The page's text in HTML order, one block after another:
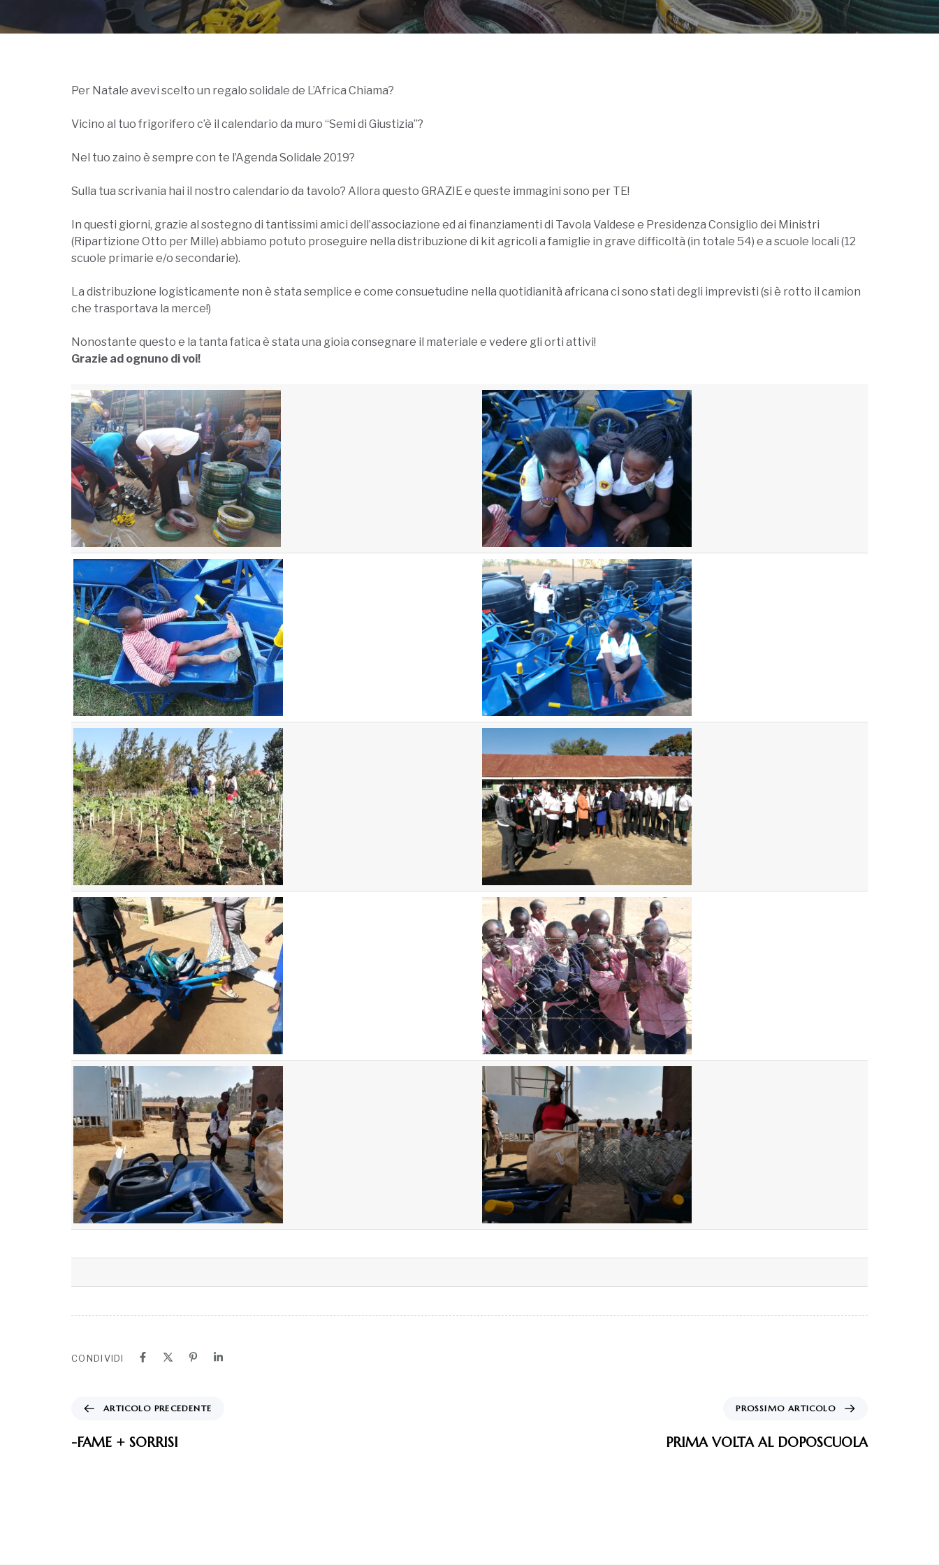
Per Natale avevi scelto un regalo solidale de L’Africa Chiama?
Vicino al tuo frigorifero c’è il calendario da muro “Semi di Giustizia”?
Nel tuo zaino è sempre con te l’Agenda Solidale 2019?
Sulla tua scrivania hai il nostro calendario da tavolo? Allora questo GRAZIE e queste immagini sono per TE!
In questi giorni, grazie al sostegno di tantissimi amici dell’associazione ed ai finanziamenti di Tavola Valdese e Presidenza Consiglio dei Ministri
(Ripartizione Otto per Mille) abbiamo potuto proseguire nella distribuzione di kit agricoli a famiglie in grave difficoltà (in totale 54) e a scuole locali (12
scuole primarie e/o secondarie).
La distribuzione logisticamente non è stata semplice e come consuetudine nella quotidianità africana ci sono stati degli imprevisti (si è rotto il camion
che trasportava la merce!)
Nonostante questo e la tanta fatica è stata una gioia consegnare il materiale e vedere gli orti attivi!
Grazie ad ognuno di voi!
CONDIVIDI
ARTICOLO PRECEDENTE
-FAME + SORRISI
PROSSIMO ARTICOLO
PRIMA VOLTA AL DOPOSCUOLA